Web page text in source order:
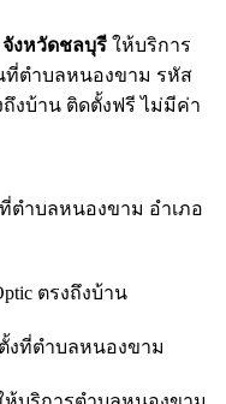
งหวัดชลบุรี ให้บริการ
ที่ตำบลหนองขาม รหัส
งบ้าน ติดตั้งฟรี ไม่มีค่า
ตำบลหนองขาม อำเภอ
ตรงถึงบ้าน
งที่ตำบลหนองขาม